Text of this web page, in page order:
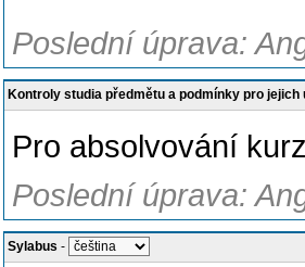
Poslední úprava:
Kontroly studia předmětu a podmínky pro
Pro absolvování
Poslední úprava:
Sylabus -